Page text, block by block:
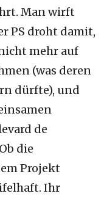
Man wirft
PS droht damit,
mehr auf
(was deren
dürfte), und
de
die
Projekt
Ihr